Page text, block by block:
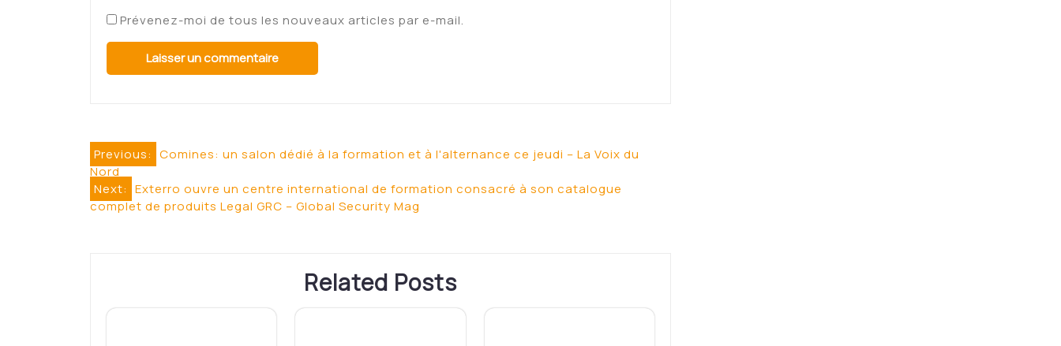
Prévenez-moi de tous les nouveaux articles par e-mail.
Navigation
de
l’article
Previous: Comines: un salon dédié à la formation et à l'alternance ce jeudi – La Voix du
Nord
Next: Exterro ouvre un centre international de formation consacré à son catalogue
complet de produits Legal GRC – Global Security Mag
Related Posts